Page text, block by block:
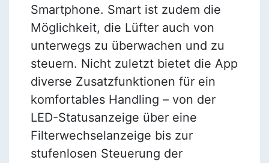
Smartphone. Smart ist zudem die
Möglichkeit, die Lüfter auch von
unterwegs zu überwachen und zu
steuern. Nicht zuletzt bietet die App
diverse Zusatzfunktionen für ein
komfortables Handling – von der
LED-Statusanzeige über eine
Filterwechselanzeige bis zur
stufenlosen Steuerung der